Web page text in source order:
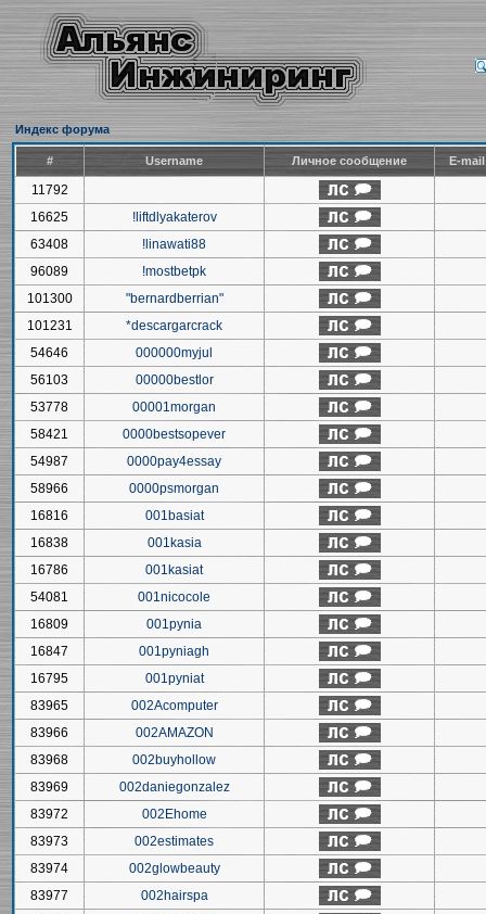
Индекс форума
# Username Личное сообщение E-
11792
16625
!liftdlyakaterov
63408
!linawati88
96089
!mostbetpk
101300
"bernardberrian"
101231
*descargarcrack
54646
000000myjul
56103
00000bestlor
53778
00001morgan
58421
0000bestsopever
54987
0000pay4essay
58966
0000psmorgan
16816
001basiat
16838
001kasia
16786
001kasiat
54081
001nicocole
16809
001pynia
16847
001pyniagh
16795
001pyniat
83965
002Acomputer
83966
002AMAZON
83968
002buyhollow
83969
002daniegonzalez
83972
002Ehome
83973
002estimates
83974
002glowbeauty
83977
002hairspa